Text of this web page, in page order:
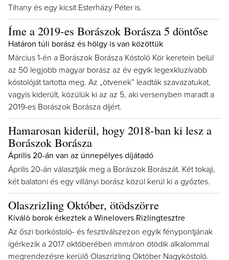
Tihany és egy kicsit Esterházy Péter is.
Íme a 2019-es Borászok Borásza 5 döntőse
Határon túli borász és hölgy is van közöttük
Március 1-én a Borászok Borásza Kóstoló Kör keretein belül
az 50 legjobb magyar borász az év egyik legexkluzívabb
kóstolóját tartotta meg. Az „ötvenek” leadták szavazatukat,
vagyis kiderült, közülük ki az az 5, aki versenyben maradt a
2019-es Borászok Borásza díjért.
Hamarosan kiderül, hogy 2018-ban ki lesz a
Borászok Borásza
Április 20-án van az ünnepélyes díjátadó
Április 20-án választják meg a Borászok Borászát. Két tokaji,
két balatoni és egy villányi borász közül kerül ki a győztes.
Olaszrizling Október, ötödszörre
Kiváló borok érkeztek a Winelovers Rizlingtesztre
Az őszi borkóstoló- és fesztiválszezon egyik fénypontjának
ígérkezik a 2017 októberében immáron ötödik alkalommal
megrendezésre kerülő Olaszrizling Október Nagykóstoló.